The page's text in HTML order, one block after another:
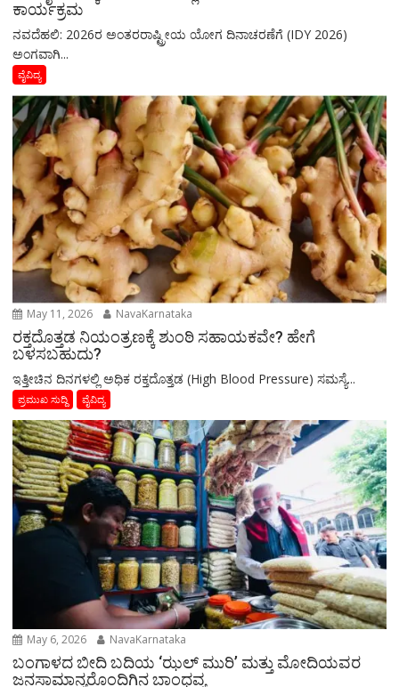
ಕಾರ್ಯಕ್ರಮ
ನವದೆಹಲಿ: 2026ರ ಅಂತರರಾಷ್ಟ್ರೀಯ ಯೋಗ ದಿನಾಚರಣೆಗೆ (IDY 2026)
ಅಂಗವಾಗಿ...
ವೈವಿದ್ಯ
May 11, 2026 NavaKarnataka
ರಕ್ತದೊತ್ತಡ ನಿಯಂತ್ರಣಕ್ಕೆ ಶುಂಠಿ ಸಹಾಯಕವೇ? ಹೇಗೆ
ಬಳಸಬಹುದು?
ಇತ್ತೀಚಿನ ದಿನಗಳಲ್ಲಿ ಅಧಿಕ ರಕ್ತದೊತ್ತಡ (High Blood Pressure) ಸಮಸ್ಯೆ...
ಪ್ರಮುಖ ಸುದ್ದಿ ವೈವಿದ್ಯ
May 6, 2026 NavaKarnataka
ಬಂಗಾಳದ ಬೀದಿ ಬದಿಯ ‘ಝಲ್ ಮುರಿ’ ಮತ್ತು ಮೋದಿಯವರ
ಜನಸಾಮಾನ್ಯರೊಂದಿಗಿನ ಬಾಂಧವ್ಯ